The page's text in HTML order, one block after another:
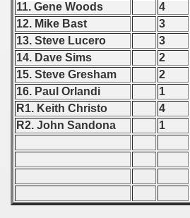
11. Gene Woods
4
12. Mike Bast
3
13. Steve Lucero
3
14. Dave Sims
2
15. Steve Gresham
2
16. Paul Orlandi
1
R1. Keith Christo
4
R2. John Sandona
1
- 1952
- 1953
- 1954